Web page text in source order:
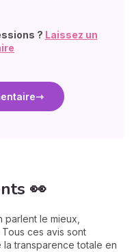
? Laissez un
👀
parlent le mieux,
ces avis sont
transparence totale en